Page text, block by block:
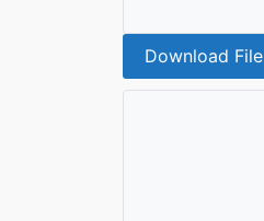
Download File